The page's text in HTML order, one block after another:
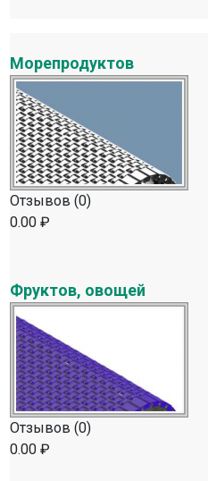
Морепродуктов
Отзывов (0)
0.00 ₽
Фруктов, овощей
Отзывов (0)
0.00 ₽